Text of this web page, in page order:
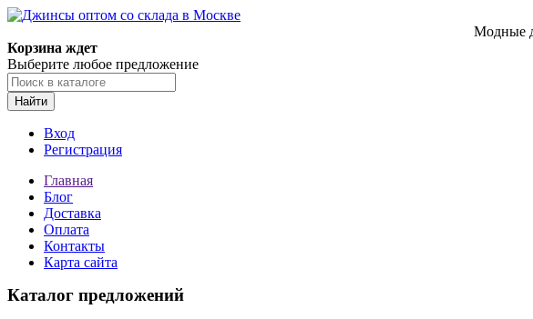
Модные
Корзина ждет
Выберите любое предложение
Найти
Вход
Регистрация
Главная
Блог
Доставка
Оплата
Контакты
Карта сайта
Каталог предложений